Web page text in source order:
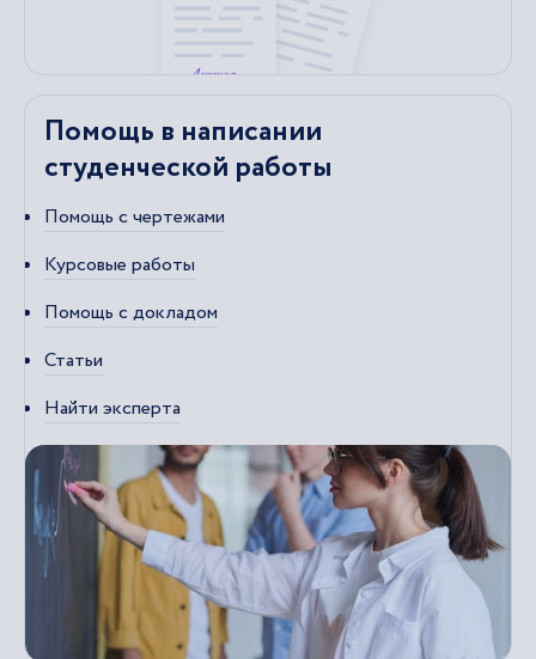
Помощь в написании
студенческой работы
Помощь с чертежами
Курсовые работы
Помощь с докладом
Статьи
Найти эксперта